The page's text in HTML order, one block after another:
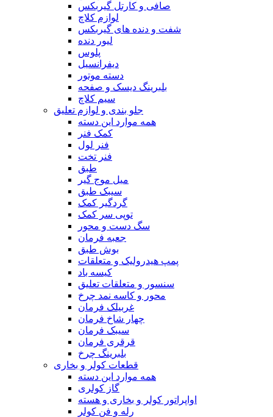
صافی و کارتل گیربکس
لوازم کلاچ
شفت و دنده های گیربکس
لیور دنده
پلوس
دیفرانسیل
دسته موتور
بلبرینگ دیسک و صفحه
سیم کلاچ
جلو بندی و لوازم تعلیق
همه موارد این دسته
کمک فنر
فنر لول
فنر تخت
طبق
میل موج گیر
سیبک طبق
گردگیر کمک
توپی سر کمک
سگ دست و محور
جعبه فرمان
بوش طبق
پمپ هیدرولیک و متعلقات
کیسه باد
سنسور و متعلقات تعلیق
محور و کاسه نمد چرخ
غربیلک فرمان
چهار شاخ فرمان
سیبک فرمان
قرقری فرمان
بلبرینگ چرخ
قطعات کولر و بخاری
همه موارد این دسته
گاز کولری
اواپراتور کولر و بخاری و هسته
رله و فن کولر